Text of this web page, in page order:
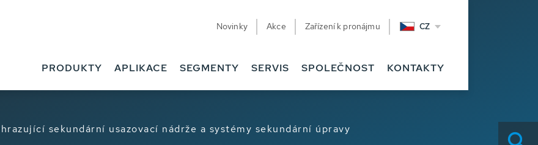
Novinky Akce Zařízení k pronájmu CZ
PRODUKTY APLIKACE SEGMENTY SERVIS SPOLEČNOST KONTAKTY
sekundární usazovací nádrže a systémy sekundární úpravy